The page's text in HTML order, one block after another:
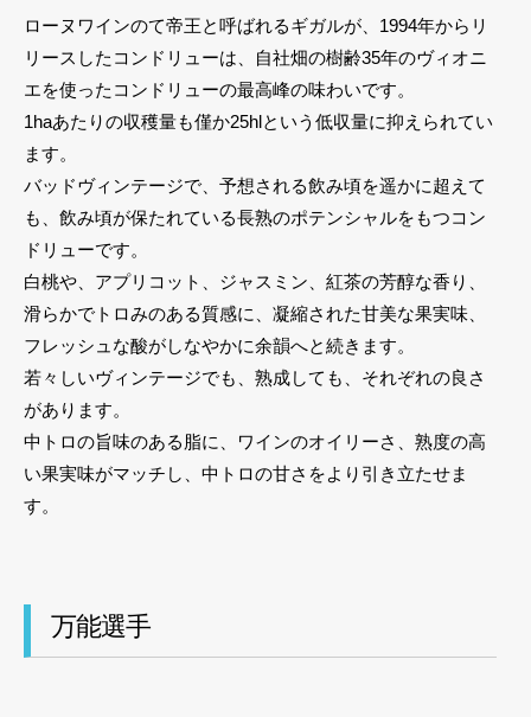
ローヌワインのて帝王と呼ばれるギガルが、1994年からリ
リースしたコンドリューは、自社畑の樹齢35年のヴィオニ
エを使ったコンドリューの最高峰の味わいです。
1haあたりの収穫量も僅か25hlという低収量に抑えられてい
ます。
バッドヴィンテージで、予想される飲み頃を遥かに超えて
も、飲み頃が保たれている長熟のポテンシャルをもつコン
ドリューです。
白桃や、アプリコット、ジャスミン、紅茶の芳醇な香り、
滑らかでトロみのある質感に、凝縮された甘美な果実味、
フレッシュな酸がしなやかに余韻へと続きます。
若々しいヴィンテージでも、熟成しても、それぞれの良さ
があります。
中トロの旨味のある脂に、ワインのオイリーさ、熟度の高
い果実味がマッチし、中トロの甘さをより引き立たせま
す。
万能選手